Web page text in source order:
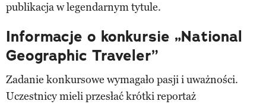
publikacja w legendarnym tytule.
Informacje o konkursie „National
Geographic Traveler”
Zadanie konkursowe wymagało pasji i uważności.
Uczestnicy mieli przesłać krótki reportaż